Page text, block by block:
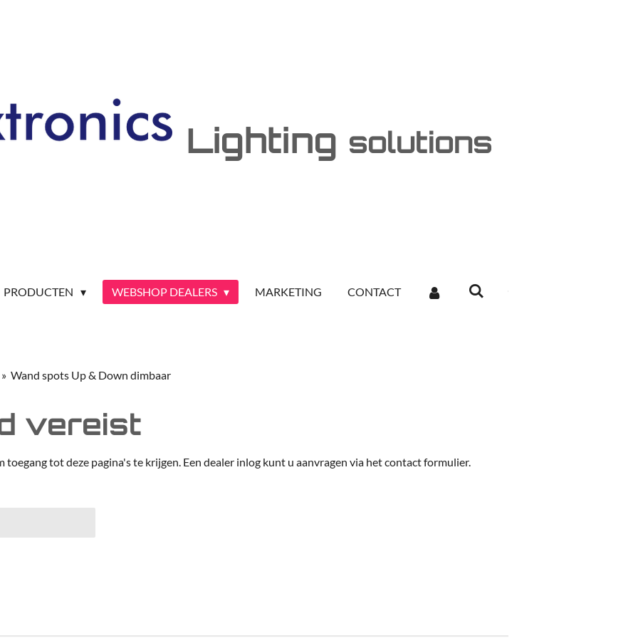
Lighting solutions
PRODUCTEN WEBSHOP DEALERS MARKETING CONTACT
» Wand spots Up & Down dimbaar
vereist
toegang tot deze pagina's te krijgen. Een dealer inlog kunt u aanvragen via het contact formulier.